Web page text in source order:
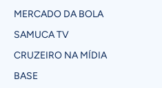
MERCADO DA BOLA
SAMUCA TV
CRUZEIRO NA MÍDIA
BASE